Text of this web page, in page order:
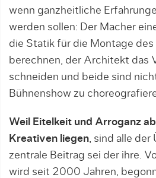
wenn ganzheitliche
werden sollen: Der Macher
die Statik für die Montage
berechnen, der Architekt das
schneiden und beide sind
Bühnenshow zu
Weil Eitelkeit und Arroganz
Kreativen liegen, sind alle der
zentrale Beitrag sei der ihre.
wird seit 2000 Jahren,